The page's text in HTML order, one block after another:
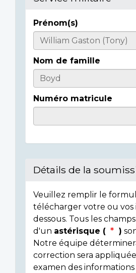
Casualty
Details
Prénom(s)
Nom de famille
Numéro matricule
Détails de la
Veuillez remplir le
télécharger votre ou vos
dessous. Tous les
d'un astérisque ( )
Notre équipe
correction sera
examen des